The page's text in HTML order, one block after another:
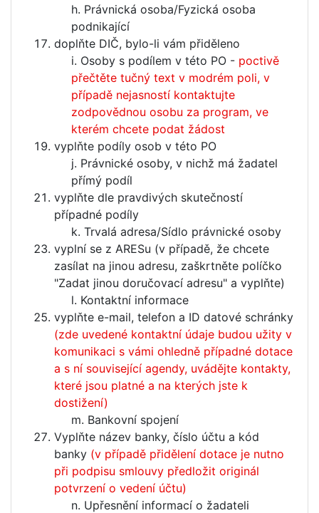
Právnická osoba/Fyzická osoba
podnikající
doplňte DIČ, bylo-li vám přiděleno
Osoby s podílem v této PO - poctivě
přečtěte tučný text v modrém poli, v
případě nejasností kontaktujte
zodpovědnou osobu za program, ve
kterém chcete podat žádost
vyplňte podíly osob v této PO
Právnické osoby, v nichž má žadatel
přímý podíl
vyplňte dle pravdivých skutečností
případné podíly
Trvalá adresa/Sídlo právnické osoby
vyplní se z ARESu (v případě, že chcete
zasílat na jinou adresu, zaškrtněte políčko
"Zadat jinou doručovací adresu" a vyplňte)
Kontaktní informace
vyplňte e-mail, telefon a ID datové schránky
(zde uvedené kontaktní údaje budou užity v
komunikaci s vámi ohledně případné dotace
a s ní související agendy, uvádějte kontakty,
které jsou platné a na kterých jste k
dostižení)
Bankovní spojení
Vyplňte název banky, číslo účtu a kód
banky (v případě přidělení dotace je nutno
při podpisu smlouvy předložit originál
potvrzení o vedení účtu)
Upřesnění informací o žadateli